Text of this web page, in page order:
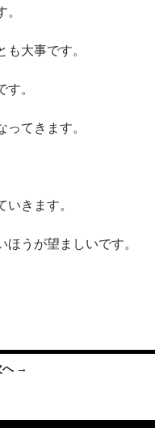
大事です。
。
てきます。
きます。
うが望ましいです。
へ →